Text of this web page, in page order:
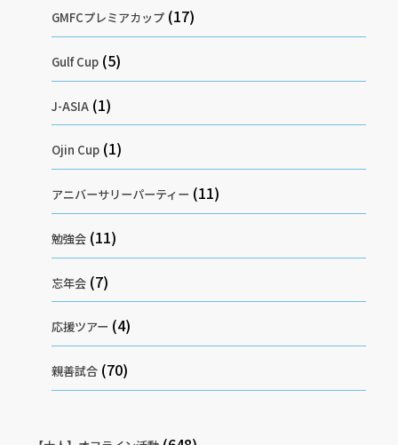
GMFCプレミアカップ (17)
Gulf Cup (5)
J-ASIA (1)
Ojin Cup (1)
アニバーサリーパーティー (11)
勉強会 (11)
忘年会 (7)
応援ツアー (4)
親善試合 (70)